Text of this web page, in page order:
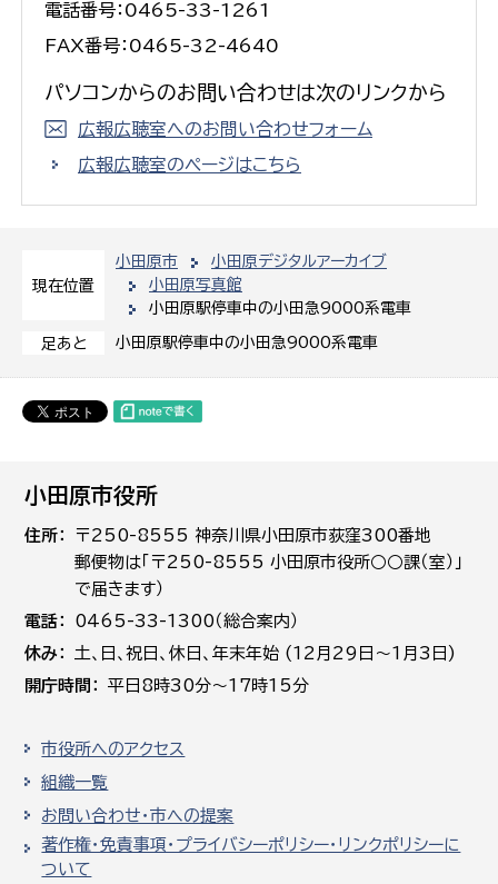
現在位置
小田原市
小田原デジタルアーカイブ
小田原写真館
小田原駅停車中の小田急9000系電車
足あと 小田原駅停車中の小田急9000系電車
電話番号：0465-33-1261
FAX番号：0465-32-4640
パソコンからのお問い合わせは次のリンクから
広報広聴室へのお問い合わせフォーム
広報広聴室のページはこちら
小田原市役所
住所
〒250-8555 神奈川県小田原市荻窪300番地
郵便物は「〒250-8555 小田原市役所○○課（室）」
で届きます）
電話
0465-33-1300（総合案内）
休み
土､日､祝日、休日、年末年始 (12月29日～1月3日)
開庁時間
平日8時30分～17時15分
市役所へのアクセス
組織一覧
お問い合わせ・市への提案
著作権・免責事項・プライバシーポリシー・リンクポリシーに
ついて